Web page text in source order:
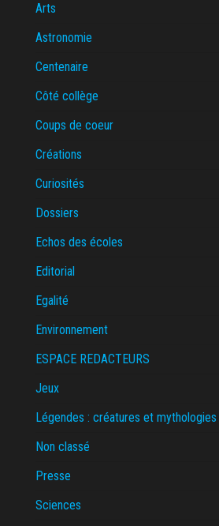
Arts
Astronomie
Centenaire
Côté collège
Coups de coeur
Créations
Curiosités
Dossiers
Echos des écoles
Editorial
Egalité
Environnement
ESPACE REDACTEURS
Jeux
Légendes : créatures et mythologies
Non classé
Presse
Sciences